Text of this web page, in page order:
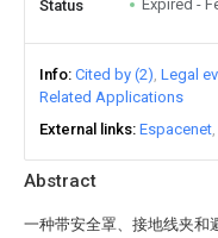
Abstract
一种带安全罩、接地线夹和
Status Expired -
Info Cited by (2) Legal
Related Applications
External links Espacenet